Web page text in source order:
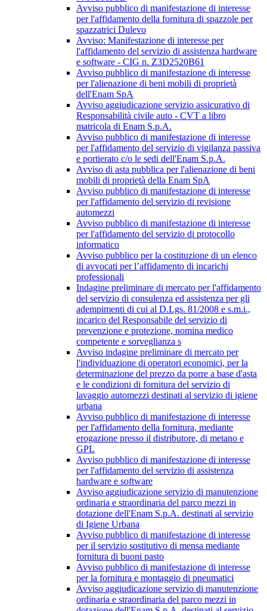
Avviso pubblico di manifestazione di interesse
per l'affidamento della fornitura di spazzole per
spazzatrici Dulevo
Avviso: Manifestazione di interesse per
l'affidamento del servizio di assistenza hardware
e software - CIG n. Z3D2520B61
Avviso pubblico di manifestazione di interesse
per l'alienazione di beni mobili di proprietà
dell'Enam SpA
Avviso aggiudicazione servizio assicurativo di
Responsabilità civile auto - CVT a libro
matricola di Enam S.p.A.
Avviso pubblico di manifestazione di interesse
per l'affidamento del servizio di vigilanza passiva
e portierato c/o le sedi dell'Enam S.p.A.
Avviso di asta pubblica per l'alienazione di beni
mobili di proprietà della Enam SpA
Avviso pubblico di manifestazione di interesse
per l'affidamento del servizio di revisione
automezzi
Avviso pubblico di manifestazione di interesse
per l'affidamento del servizio di protocollo
informatico
Avviso pubblico per la costituzione di un elenco
di avvocati per l’affidamento di incarichi
professionali
Indagine preliminare di mercato per l'affidamento
del servizio di consulenza ed assistenza per gli
adempimenti di cui al D.Lgs. 81/2008 e s.m.i.,
incarico del Responsabile del servizio di
prevenzione e protezione, nomina medico
competente e sorveglianza s
Avviso indagine preliminare di mercato per
l'individuazione di operatori economici, per la
determinazione del prezzo da porre a base d'asta
e le condizioni di fornitura del servizio di
lavaggio automezzi destinati al servizio di igiene
urbana
Avviso pubblico di manifestazione di interesse
per l'affidamento della fornitura, mediante
erogazione presso il distributore, di metano e
GPL
Avviso pubblico di manifestazione di interesse
per l'affidamento del servizio di assistenza
hardware e software
Avviso aggiudicazione servizio di manutenzione
ordinaria e straordinaria del parco mezzi in
dotazione dell'Enam S.p.A. destinati al servizio
di Igiene Urbana
Avviso pubblico di manifestazione di interesse
per il servizio sostitutivo di mensa mediante
fornitura di buoni pasto
Avviso pubblico di manifestazione di interesse
per la fornitura e montaggio di pneumatici
Avviso aggiudicazione servizio di manutenzione
ordinaria e straordinaria del parco mezzi in